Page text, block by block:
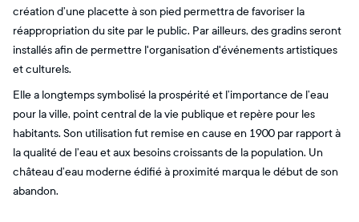
création d’une placette à son pied permettra de favoriser la
réappropriation du site par le public. Par ailleurs, des gradins seront
installés afin de permettre l'organisation d'événements artistiques
et culturels.
​Elle a longtemps symbolisé la prospérité et l’importance de l’eau
pour la ville, point central de la vie publique et repère pour les
habitants. Son utilisation fut remise en cause en 1900 par rapport à
la qualité de l’eau et aux besoins croissants de la population. Un
château d’eau moderne édifié à proximité marqua le début de son
abandon.